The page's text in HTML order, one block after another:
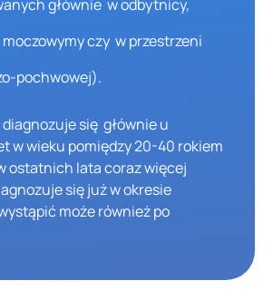
głównie w odbytnicy,
czy w przestrzeni
pochwowej).
się głównie u
w wieku pomiędzy 20-40 rokiem
ostatnich lata coraz więcej
się już w okresie
może również po